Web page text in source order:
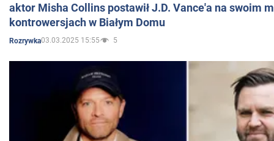
aktor Misha Collins postawił J.D. Vance'a na swoim
kontrowersjach w Białym Domu
Rozrywka03.03.2025 15:55 5